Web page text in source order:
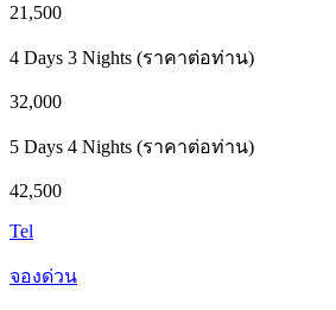
21,500
4 Days 3 Nights (ราคาต่อท่าน)
32,000
5 Days 4 Nights (ราคาต่อท่าน)
42,500
Tel
จองด่วน